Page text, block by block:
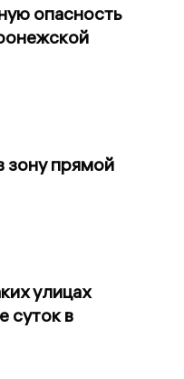
опасность
зону прямой
улицах
суток в